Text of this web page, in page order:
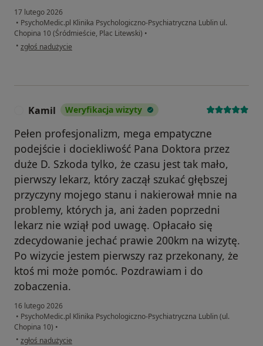
17 lutego 2026
• PsychoMedic.pl Klinika Psychologiczno-Psychiatryczna Lublin ul.
Chopina 10 (Śródmieście, Plac Litewski) •
• w opinii użytkownika Konto zostało usunięte
zgłoś nadużycie
Kamil Weryfikacja wizyty
Pełen profesjonalizm, mega empatyczne
podejście i dociekliwość Pana Doktora przez
duże D. Szkoda tylko, że czasu jest tak mało,
pierwszy lekarz, który zaczął szukać głębszej
przyczyny mojego stanu i nakierował mnie na
problemy, których ja, ani żaden poprzedni
lekarz nie wziął pod uwagę. Opłacało się
zdecydowanie jechać prawie 200km na wizytę.
Po wizycie jestem pierwszy raz przekonany, że
ktoś mi może pomóc. Pozdrawiam i do
zobaczenia.
16 lutego 2026
• PsychoMedic.pl Klinika Psychologiczno-Psychiatryczna Lublin (ul.
Chopina 10) •
• w opinii użytkownika Kamil
zgłoś nadużycie